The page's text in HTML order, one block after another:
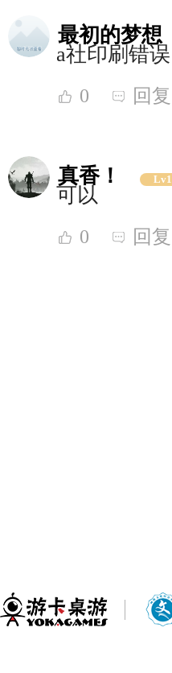
最初的梦想
a社印刷错误
0 回复
真香！ Lv1
可以
0 回复